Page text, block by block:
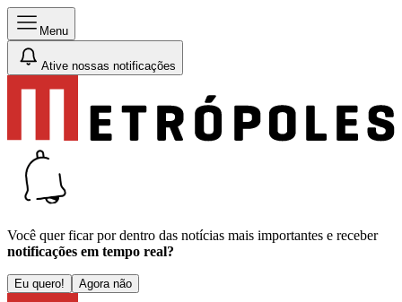
Menu
Ative nossas notificações
Você quer ficar por dentro das notícias mais importantes e receber
notificações em tempo real?
Eu quero! Agora não